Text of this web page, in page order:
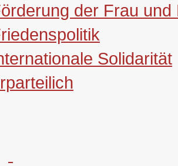
der Frau und
Solidarität